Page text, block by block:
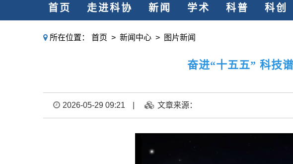
首页 走进科协 新闻 学术 科普 科创
所在位置： 首页 > 新闻中心 > 图片新闻
奋进“十五五” 科技
2026-05-29 09:21 文章来源：